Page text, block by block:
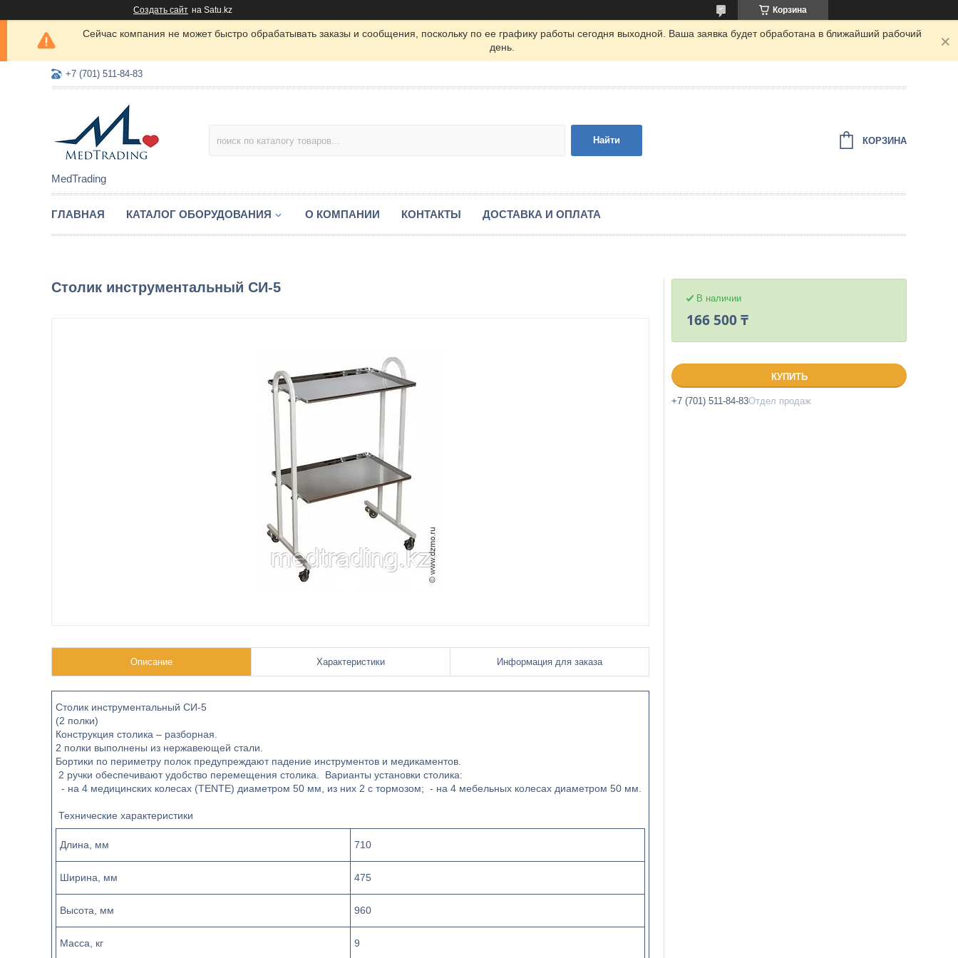
Создать сайт на Satu.kz Корзина
Сейчас компания не может быстро обрабатывать заказы и сообщения, поскольку по ее графику работы сегодня выходной. Ваша заявка будет обработана в ближайший рабочий
день.
+7 (701) 511-84-83
MedTrading
Найти КОРЗИНА
ГЛАВНАЯ КАТАЛОГ ОБОРУДОВАНИЯ О КОМПАНИИ КОНТАКТЫ ДОСТАВКА И ОПЛАТА
Столик инструментальный СИ-5
Описание Характеристики Информация для заказа
Столик инструментальный СИ-5
(2 полки)
Конструкция столика – разборная.
2 полки выполнены из нержавеющей стали.
Бортики по периметру полок предупреждают падение инструментов и медикаментов.
2 ручки обеспечивают удобство перемещения столика. Варианты установки столика:
- на 4 медицинских колесах (TENTE) диаметром 50 мм, из них 2 с тормозом; - на 4 мебельных колесах диаметром 50 мм.
Технические характеристики
Длина, мм 710
Ширина, мм 475
Высота, мм 960
Масса, кг 9
В наличии
166 500 ₸
КУПИТЬ
+7 (701) 511-84-83Отдел продаж